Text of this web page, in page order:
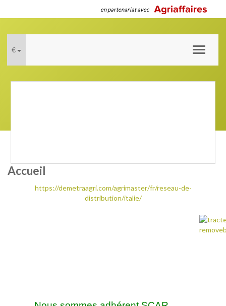
en partenariat avec
Toggle
€
Accueil
https://demetraagri.com/agrimaster/fr/reseau-de-
distribution/italie/